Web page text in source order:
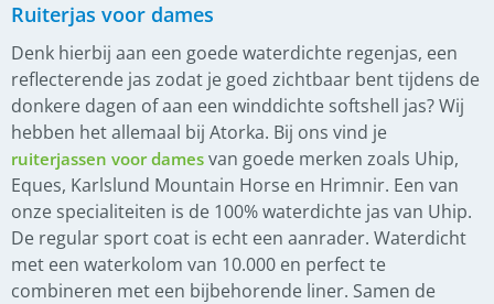
Ruiterjas voor dames
Denk hierbij aan een goede waterdichte regenjas, een
reflecterende jas zodat je goed zichtbaar bent tijdens de
donkere dagen of aan een winddichte softshell jas? Wij
hebben het allemaal bij Atorka. Bij ons vind je
ruiterjassen voor dames van goede merken zoals Uhip,
Eques, Karlslund Mountain Horse en Hrimnir. Een van
onze specialiteiten is de 100% waterdichte jas van Uhip.
De regular sport coat is echt een aanrader. Waterdicht
met een waterkolom van 10.000 en perfect te
combineren met een bijbehorende liner. Samen de